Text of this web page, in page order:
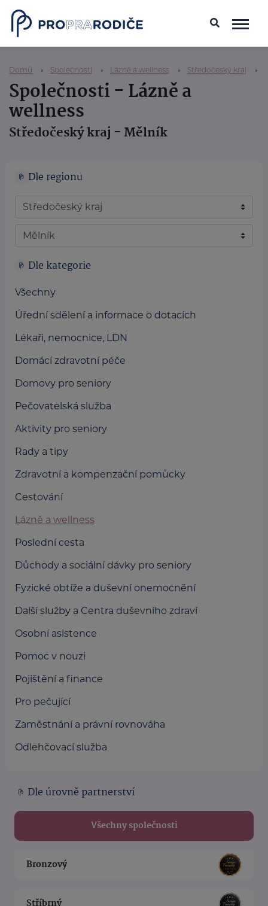
Domů Společnosti Lázně a wellness Středočeský kraj
Společnosti - Lázně a
wellness
Středočeský kraj - Mělník
Dle regionu
Dle kategorie
Všechny
Úřední sdělení a informace o dotacích
Lékaři, nemocnice, LDN
Domácí zdravotní péče
Domovy pro seniory
Pečovatelská služba
Aktivity pro seniory
Rady a tipy
Zdravotní a kompenzační pomůcky
Cestování
Lázně a wellness
Poslední cesta
Důchody a sociální dávky pro seniory
Fyzické obtíže a duševní onemocnění
Další služby a Centra duševního zdraví
Osobní asistence
Pomoc v nouzi
Pojištění a finance
Pro pečující
Zaměstnání a právní rovnováha
Odlehčovací služba
Dle úrovně partnerství
Všechny společnosti
Bronzový